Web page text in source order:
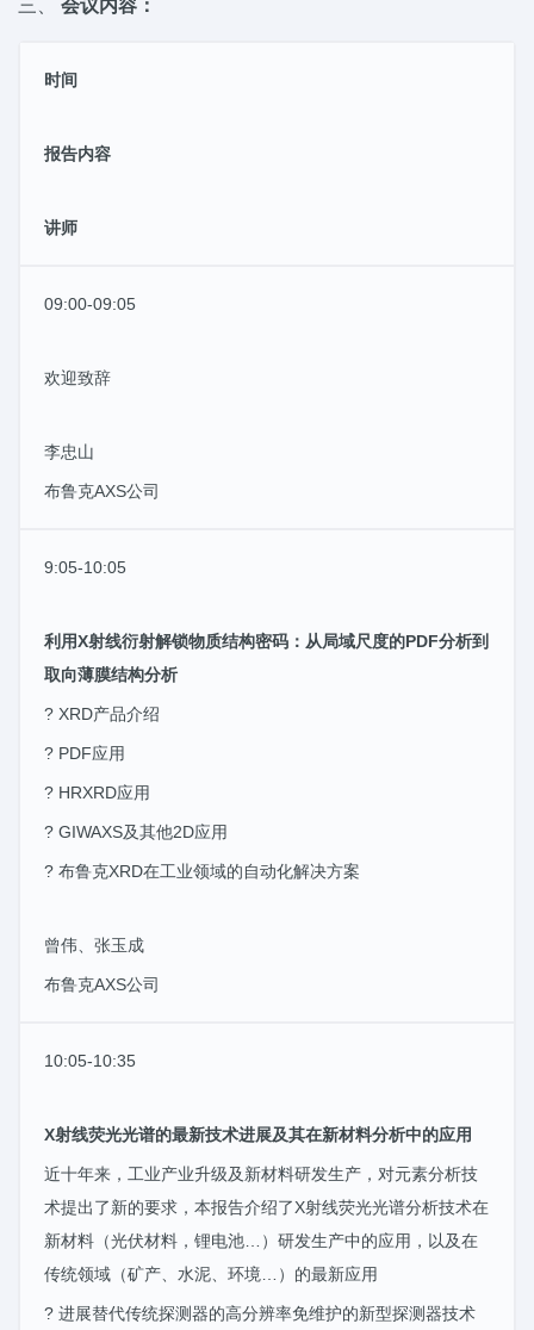
三、 会议内容：
时间
报告内容
讲师
09:00-09:05
欢迎致辞
李忠山
布鲁克AXS公司
9:05-10:05
利用X射线衍射解锁物质结构密码：从局域尺度的PDF分析到
取向薄膜结构分析
? XRD产品介绍
? PDF应用
? HRXRD应用
? GIWAXS及其他2D应用
? 布鲁克XRD在工业领域的自动化解决方案
曾伟、张玉成
布鲁克AXS公司
10:05-10:35
X射线荧光光谱的最新技术进展及其在新材料分析中的应用
近十年来，工业产业升级及新材料研发生产，对元素分析技
术提出了新的要求，本报告介绍了X射线荧光光谱分析技术在
新材料（光伏材料，锂电池…）研发生产中的应用，以及在
传统领域（矿产、水泥、环境…）的最新应用
? 进展替代传统探测器的高分辨率免维护的新型探测器技术